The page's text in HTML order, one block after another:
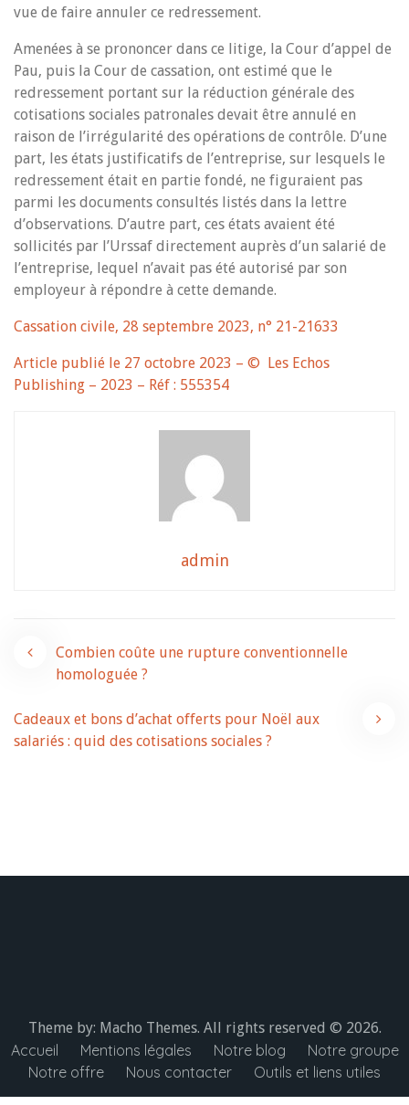
vue de faire annuler ce redressement.
Amenées à se prononcer dans ce litige, la Cour d’appel de
Pau, puis la Cour de cassation, ont estimé que le
redressement portant sur la réduction générale des
cotisations sociales patronales devait être annulé en
raison de l’irrégularité des opérations de contrôle. D’une
part, les états justificatifs de l’entreprise, sur lesquels le
redressement était en partie fondé, ne figuraient pas
parmi les documents consultés listés dans la lettre
d’observations. D’autre part, ces états avaient été
sollicités par l’Urssaf directement auprès d’un salarié de
l’entreprise, lequel n’avait pas été autorisé par son
employeur à répondre à cette demande.
Cassation civile, 28 septembre 2023, n° 21-21633
Article publié le 27 octobre 2023 – © Les Echos
Publishing – 2023 – Réf : 555354
admin
Navigation
de
l’article
Combien coûte une rupture conventionnelle
homologuée ?
Cadeaux et bons d’achat offerts pour Noël aux
salariés : quid des cotisations sociales ?
Theme by: Macho Themes. All rights reserved © 2026.
Accueil Mentions légales Notre blog
Notre groupe
Notre offre
Nous contacter Outils et liens utiles